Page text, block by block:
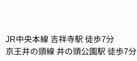
JR中央本線 吉祥寺駅 徒歩7分
京王井の頭線 井の頭公園駅 徒歩7分